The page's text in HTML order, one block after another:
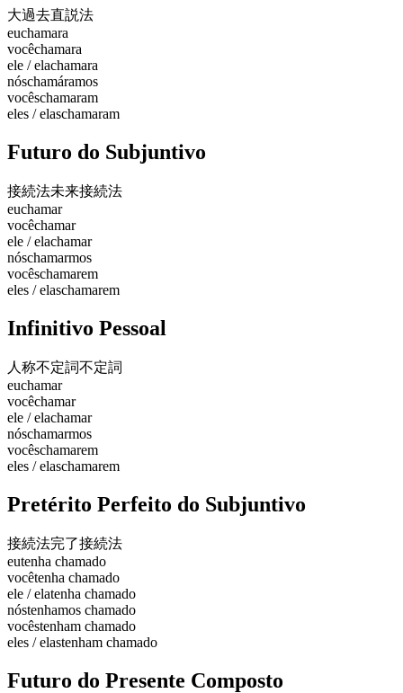
大過去直説法
euchamara
vocêchamara
ele / elachamara
nóschamáramos
vocêschamaram
eles / elaschamaram
Futuro do Subjuntivo
接続法未来接続法
euchamar
vocêchamar
ele / elachamar
nóschamarmos
vocêschamarem
eles / elaschamarem
Infinitivo Pessoal
人称不定詞不定詞
euchamar
vocêchamar
ele / elachamar
nóschamarmos
vocêschamarem
eles / elaschamarem
Pretérito Perfeito do Subjuntivo
接続法完了接続法
eutenha chamado
vocêtenha chamado
ele / elatenha chamado
nóstenhamos chamado
vocêstenham chamado
eles / elastenham chamado
Futuro do Presente Composto